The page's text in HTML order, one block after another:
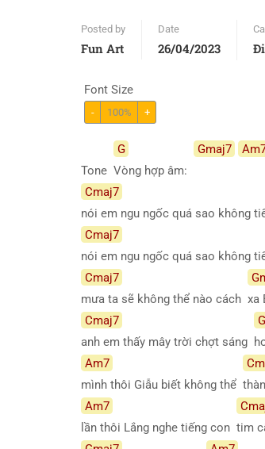
Posted by
Fun Art
Date
26/04/2023
Font Size
- 100% +
Tone
G
Vòng hợp âm:
Gmaj7
Cmaj7
nói em ngu ngốc quá sao không
Cmaj7
nói em ngu ngốc quá sao không
Cmaj7
mưa ta sẽ không thể nào cách xa
Cmaj7
anh em thấy mây trời chợt sáng
Am7
mình thôi Giẫu biết không thể
Am7
lần thôi Lắng nghe tiếng con tim